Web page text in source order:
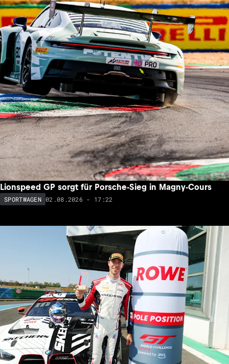
Lionspeed GP sorgt für Porsche-Sieg in Magny-Cours
SPORTWAGEN 02.08.2026 - 17:22